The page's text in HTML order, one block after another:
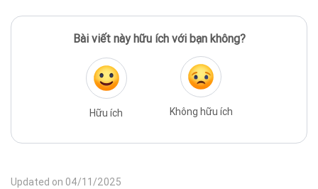
Bài viết này hữu ích với bạn không?
Hữu ích Không hữu ích
Updated on 04/11/2025